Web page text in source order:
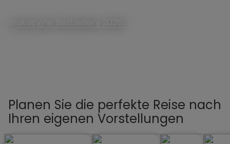
Planen Sie die perfekte Reise nach
Ihren eigenen Vorstellungen